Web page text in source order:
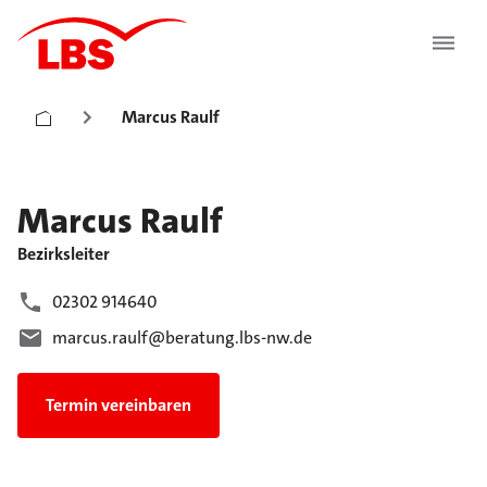
Marcus Raulf
Marcus Raulf
Bezirksleiter
02302 914640
marcus.raulf@beratung.lbs-nw.de
Termin vereinbaren